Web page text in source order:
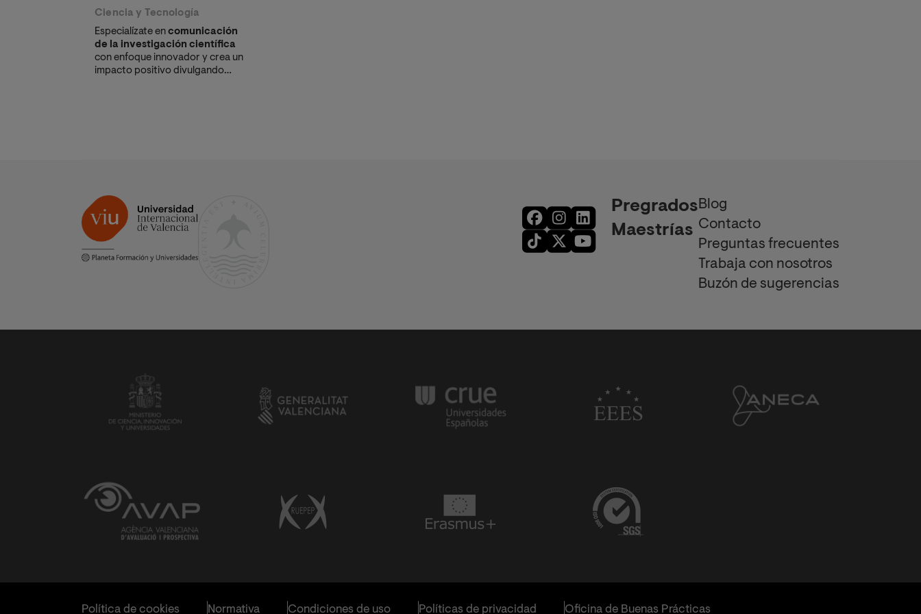
Ciencia y Tecnología
Especialízate encomunicación
de la investigación científica
con enfoque innovador y crea un
impacto positivo divulgando
Pregrados
Maestrías
Blog
Contacto
Preguntas frecuentes
Trabaja con nosotros
Buzón de sugerencias
Política de cookies Normativa Condiciones de uso Políticas de privacidad Oficina de Buenas Prácticas